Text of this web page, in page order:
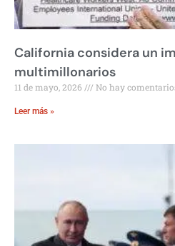
California considera un
multimillonarios
11 de mayo, 2026 No hay
Leer más »